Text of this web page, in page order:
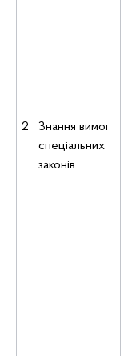
2
Знання вимог
спеціальних
законів